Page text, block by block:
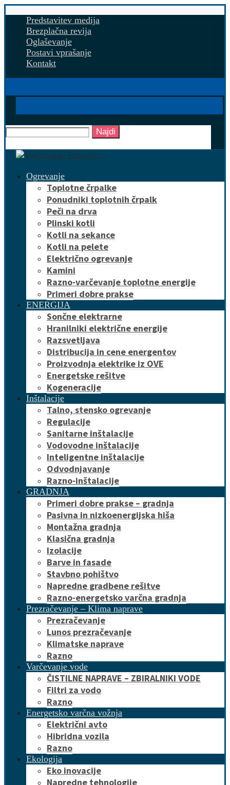
Predstavitev medija
Brezplačna revija
Oglaševanje
Postavi vprašanje
Kontakt
Najdi
Ogrevanje
Toplotne črpalke
Ponudniki toplotnih črpalk
Peči na drva
Plinski kotli
Kotli na sekance
Kotli na pelete
Električno ogrevanje
Kamini
Razno-varčevanje toplotne energije
Primeri dobre prakse
ENERGIJA
Sončne elektrarne
Hranilniki električne energije
Razsvetljava
Distribucija in cene energentov
Proizvodnja elektrike iz OVE
Energetske rešitve
Kogeneracije
Inštalacije
Talno, stensko ogrevanje
Regulacije
Sanitarne inštalacije
Vodovodne inštalacije
Inteligentne inštalacije
Odvodnjavanje
Razno-inštalacije
GRADNJA
Primeri dobre prakse – gradnja
Pasivna in nizkoenergijska hiša
Montažna gradnja
Klasična gradnja
Izolacije
Barve in fasade
Stavbno pohištvo
Napredne gradbene rešitve
Razno-energetsko varčna gradnja
Prezračevanje – Klima naprave
Prezračevanje
Lunos prezračevanje
Klimatske naprave
Razno
Varčevanje vode
ČISTILNE NAPRAVE – ZBIRALNIKI VODE
Filtri za vodo
Razno
Energetsko varčna vožnja
Električni avto
Hibridna vozila
Razno
Ekologija
Eko inovacije
Napredne tehnologije